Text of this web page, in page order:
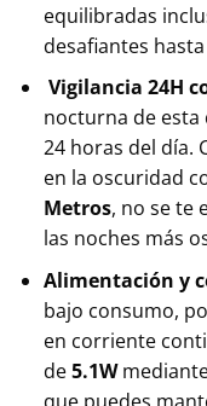
equilibradas
desafiantes hasta
Vigilancia 24H
nocturna de
24 horas del día.
en la oscuridad
Metros, no se te
las noches más
Alimentación y
bajo consumo,
en corriente
de5.1Wmediante